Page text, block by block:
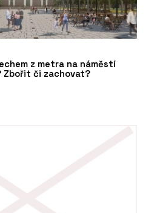
z metra na náměstí
Zbořit či zachovat?